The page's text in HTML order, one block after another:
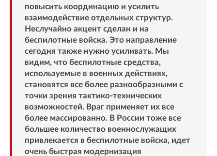
повысить координацию и усилить
взаимодействие отдельных структур.
Неслучайно акцент сделан и на
беспилотные войска. Это направление
сегодня также нужно усиливать. Мы
видим, что беспилотные средства,
используемые в военных действиях,
становятся все более разнообразными с
точки зрения тактико-технических
возможностей. Враг применяет их все
более массированно. В России тоже все
большее количество военнослужащих
привлекается в беспилотные войска, идет
очень быстрая модернизация